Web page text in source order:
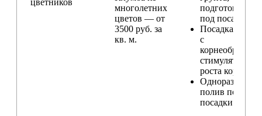
многолетних
цветов — от
3500 руб. за
кв. м.
подготовка
под посадку
Посадка
с
стимулятором
роста корней
Одноразовый
полив после
посадки